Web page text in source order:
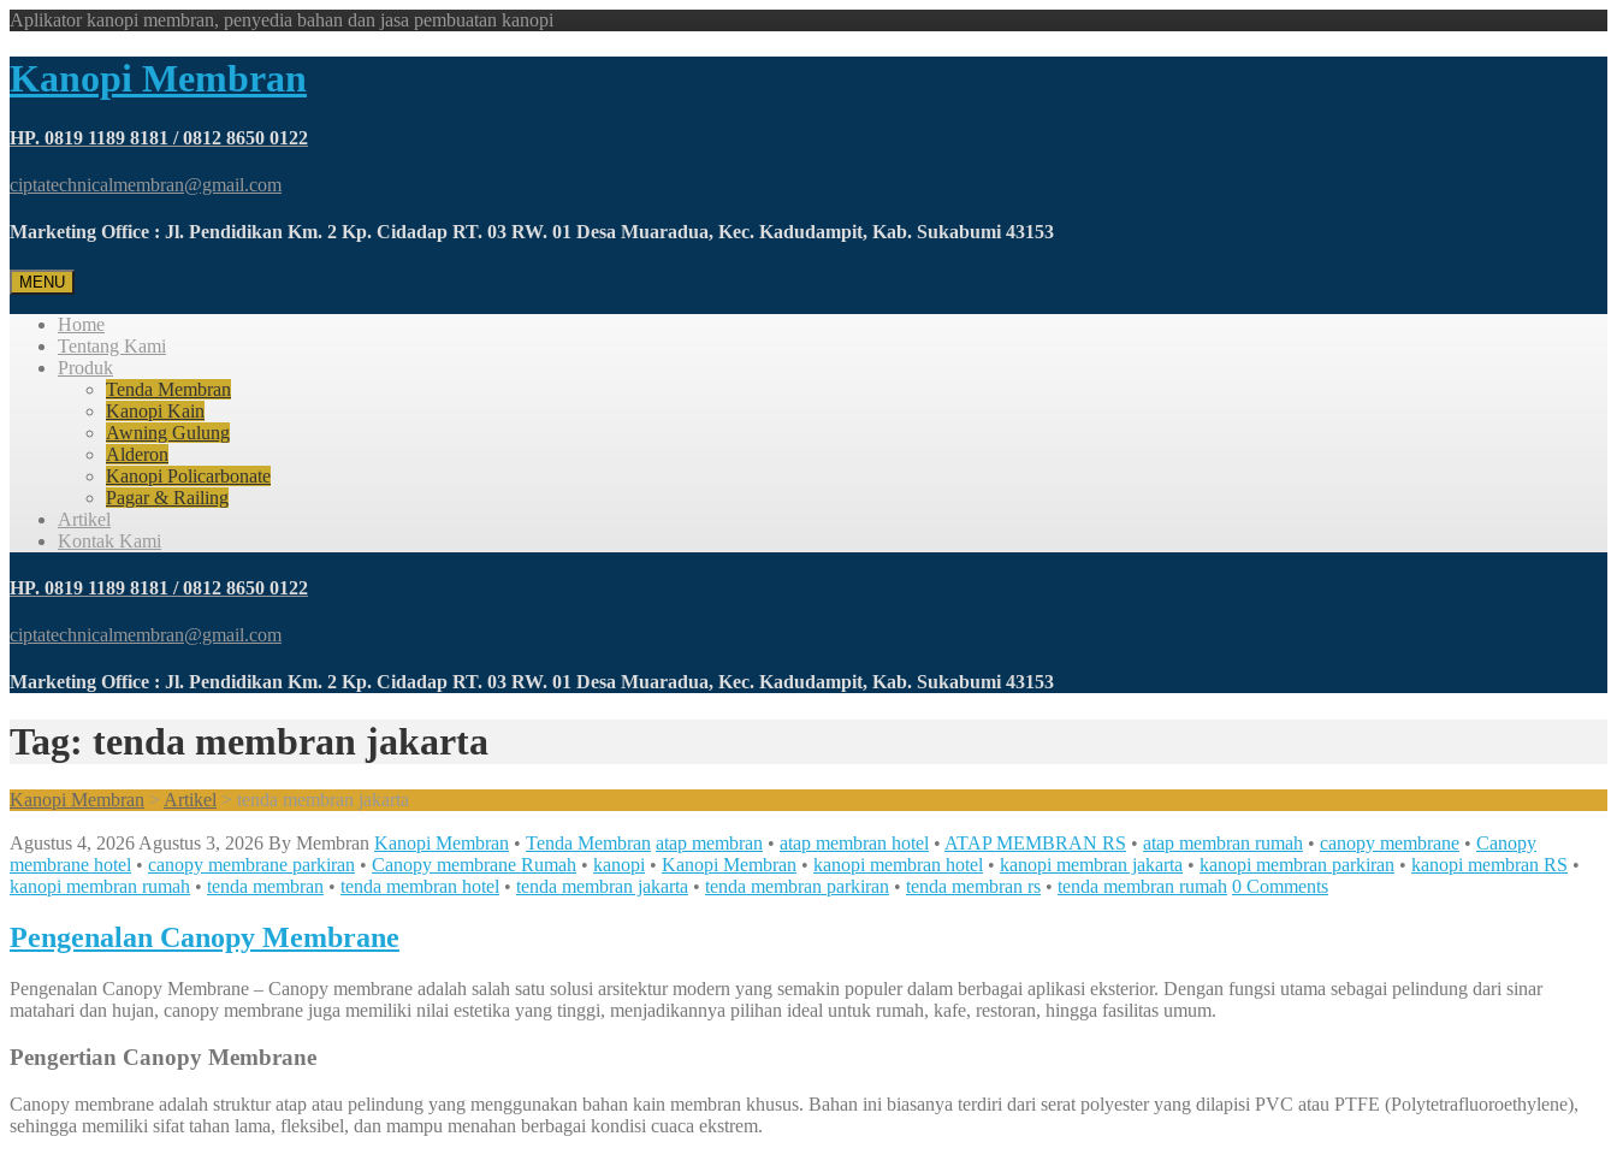
Aplikator kanopi membran, penyedia bahan dan jasa pembuatan kanopi
Kanopi Membran
HP. 0819 1189 8181 / 0812 8650 0122
ciptatechnicalmembran@gmail.com
Marketing Office : Jl. Pendidikan Km. 2 Kp. Cidadap RT. 03 RW. 01 Desa Muaradua, Kec. Kadudampit, Kab. Sukabumi 43153
MENU
Home
Tentang Kami
Produk
Tenda Membran
Kanopi Kain
Awning Gulung
Alderon
Kanopi Policarbonate
Pagar & Railing
Artikel
Kontak Kami
HP. 0819 1189 8181 / 0812 8650 0122
ciptatechnicalmembran@gmail.com
Marketing Office : Jl. Pendidikan Km. 2 Kp. Cidadap RT. 03 RW. 01 Desa Muaradua, Kec. Kadudampit, Kab. Sukabumi 43153
Tag: tenda membran jakarta
Kanopi Membran > Artikel > tenda membran jakarta
Agustus 4, 2026 Agustus 3, 2026 By Membran Kanopi Membran • Tenda Membran atap membran • atap membran hotel • ATAP MEMBRAN RS • atap membran rumah • canopy membrane • Canopy
membrane hotel • canopy membrane parkiran • Canopy membrane Rumah • kanopi • Kanopi Membran • kanopi membran hotel • kanopi membran jakarta • kanopi membran parkiran • kanopi membran RS •
kanopi membran rumah • tenda membran • tenda membran hotel • tenda membran jakarta • tenda membran parkiran • tenda membran rs • tenda membran rumah 0 Comments
Pengenalan Canopy Membrane
Pengenalan Canopy Membrane – Canopy membrane adalah salah satu solusi arsitektur modern yang semakin populer dalam berbagai aplikasi eksterior. Dengan fungsi utama sebagai pelindung dari sinar
matahari dan hujan, canopy membrane juga memiliki nilai estetika yang tinggi, menjadikannya pilihan ideal untuk rumah, kafe, restoran, hingga fasilitas umum.
Pengertian Canopy Membrane
Canopy membrane adalah struktur atap atau pelindung yang menggunakan bahan kain membran khusus. Bahan ini biasanya terdiri dari serat polyester yang dilapisi PVC atau PTFE (Polytetrafluoroethylene),
sehingga memiliki sifat tahan lama, fleksibel, dan mampu menahan berbagai kondisi cuaca ekstrem.